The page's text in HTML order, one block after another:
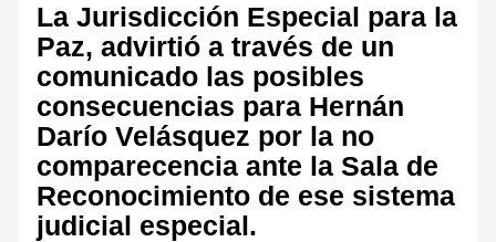
La Jurisdicción Especial para la
Paz, advirtió a través de un
comunicado las posibles
consecuencias para Hernán
Darío Velásquez por la no
comparecencia ante la Sala de
Reconocimiento de ese sistema
judicial especial.